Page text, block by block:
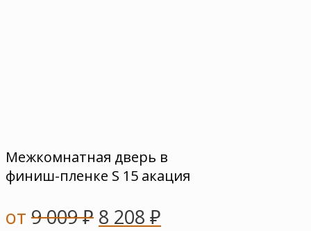
Межкомнатная дверь в
финиш-пленке S 15 акация
от 9 009₽ 8 208 ₽